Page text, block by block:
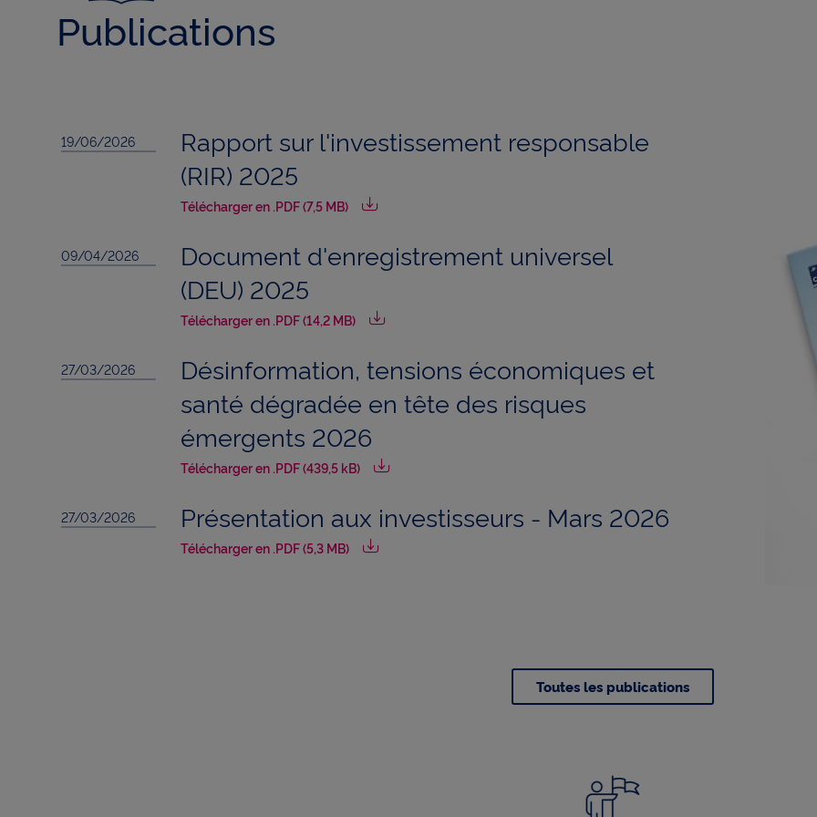
Publications
19/06/2026
Rapport sur l'investissement responsable
(RIR) 2025
Télécharger en .PDF (7,5 MB)
09/04/2026
Document d'enregistrement universel
(DEU) 2025
Télécharger en .PDF (14,2 MB)
27/03/2026
Désinformation, tensions économiques et
santé dégradée en tête des risques
émergents 2026
Télécharger en .PDF (439,5 kB)
27/03/2026 Présentation aux investisseurs - Mars 2026
Télécharger en .PDF (5,3 MB)
Toutes les publications